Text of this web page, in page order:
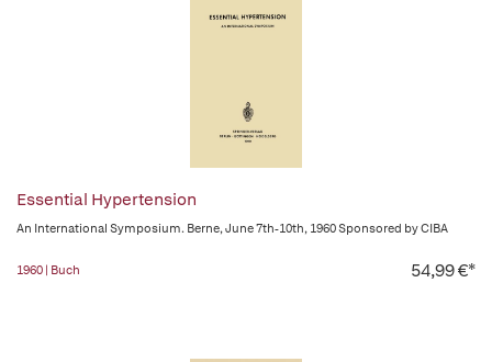
Essential Hypertension
An International Symposium. Berne, June 7th-10th, 1960 Sponsored by CIBA
1960 | Buch 54,99 €*